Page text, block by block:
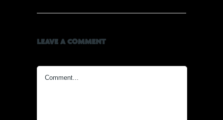
LEAVE A COMMENT